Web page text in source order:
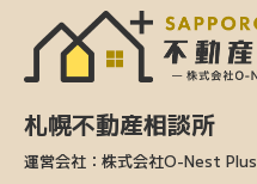
札幌不動産相談所
運営会社：株式会社O-Nest Plus